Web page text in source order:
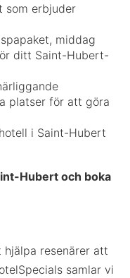
som erbjuder
middag
ditt Saint-Hubert-
platser för att göra
i Saint-Hubert
Hubert och boka
resenärer att
samlar vi